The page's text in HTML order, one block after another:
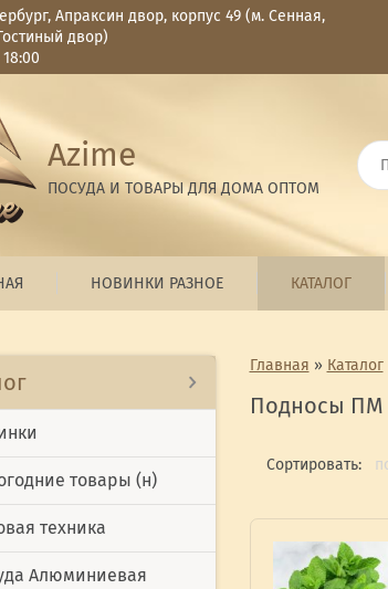
Апраксин двор, корпус 49 (м. Сенная,
двор)
Azime
ПОСУДА И ТОВАРЫ ДЛЯ ДОМА ОПТОМ
НОВИНКИ РАЗНОЕ КАТАЛОГ
товары (н)
техника
Алюминиевая
Главная » Каталог
Подносы ПМ
Сортировать: